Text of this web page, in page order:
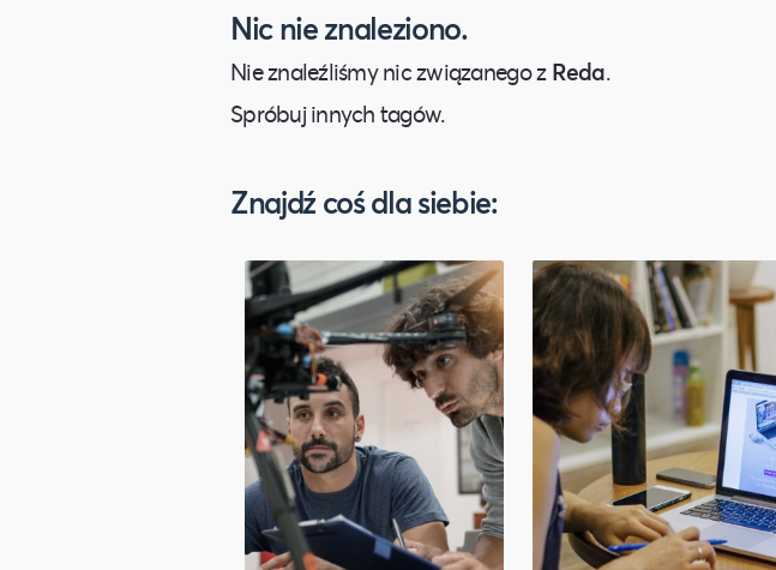
Nic nie znaleziono.
Nie znaleźliśmy nic związanego z Reda.
Spróbuj innych tagów.
Znajdź coś dla siebie: